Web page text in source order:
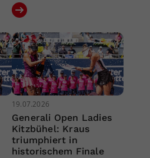
19.07.2026
Generali Open Ladies
Kitzbühel: Kraus
triumphiert in
historischem Finale